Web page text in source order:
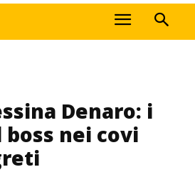
Denaro: i
nei covi